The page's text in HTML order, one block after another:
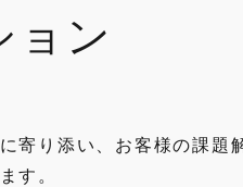
ョン
寄り添い、お客様の課
す。